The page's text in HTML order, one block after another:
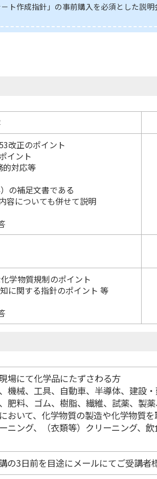
作成指針」の事前購入を必須とした説明
改正のポイント
イント
的対応等
の補足文書である
容についても併せて説明
学物質規制のポイント
に関する指針のポイント 等
場にて化学品にたずさわる方
機械、工具、自動車、半導体、建設
肥料、ゴム、樹脂、繊維、試薬、製
おいて、化学物質の製造や化学物質
ニング、（衣類等）クリーニング、
の3日前を目途にメールにてご受講者